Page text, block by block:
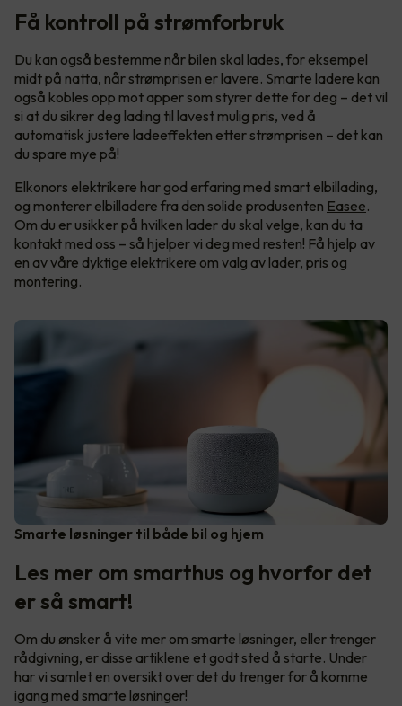
Få kontroll på strømforbruk
Du kan også bestemme når bilen skal lades, for eksempel
midt på natta, når strømprisen er lavere. Smarte ladere kan
også kobles opp mot apper som styrer dette for deg – det vil
si at du sikrer deg lading til lavest mulig pris, ved å
automatisk justere ladeeffekten etter strømprisen – det kan
du spare mye på!
Elkonors elektrikere har god erfaring med smart elbillading,
og monterer elbilladere fra den solide produsenten Easee.
Om du er usikker på hvilken lader du skal velge, kan du ta
kontakt med oss – så hjelper vi deg med resten! Få hjelp av
en av våre dyktige elektrikere om valg av lader, pris og
montering.
Smarte løsninger til både bil og hjem
Les mer om smarthus og hvorfor det
er så smart!
Om du ønsker å vite mer om smarte løsninger, eller trenger
rådgivning, er disse artiklene et godt sted å starte. Under
har vi samlet en oversikt over det du trenger for å komme
igang med smarte løsninger!